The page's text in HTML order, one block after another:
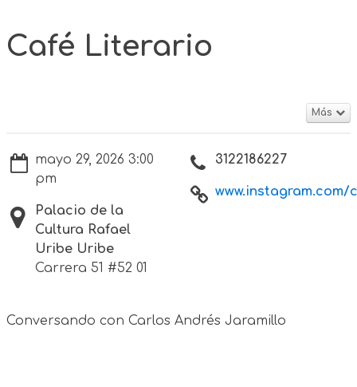
Café Literario
Más
mayo 29, 2026 3:00
pm
Palacio de la
Cultura Rafael
Uribe Uribe
Carrera 51 #52 01
3122186227
www.instagram.com/
Conversando con Carlos Andrés Jaramillo